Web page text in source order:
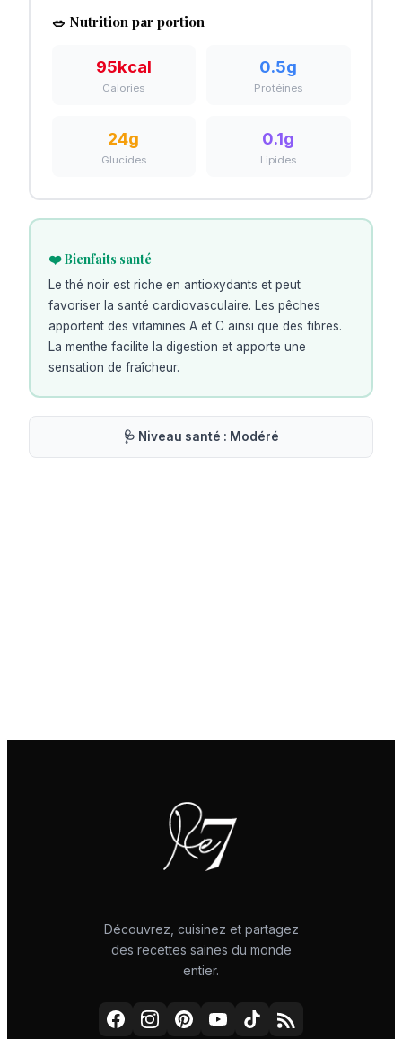
🥗 Nutrition par portion
95kcal
Calories
0.5g
Protéines
24g
Glucides
0.1g
Lipides
❤️ Bienfaits santé
Le thé noir est riche en antioxydants et peut
favoriser la santé cardiovasculaire. Les pêches
apportent des vitamines A et C ainsi que des fibres.
La menthe facilite la digestion et apporte une
sensation de fraîcheur.
🩺 Niveau santé : Modéré
Découvrez, cuisinez et partagez
des recettes saines du monde
entier.